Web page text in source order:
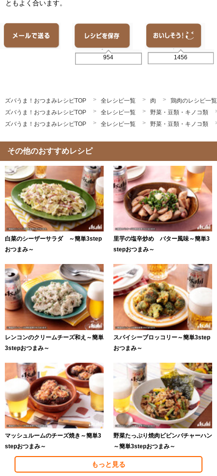
ともよく合います。
954 1456
ズバうま！おつまみレシピTOP 全レシピ一覧 肉
鶏肉のレシピ一覧
ズバうま！おつまみレシピTOP
全レシピ一覧
野菜・豆類・キノコ類
ズバうま！おつまみレシピTOP
全レシピ一覧 野菜・豆類・キノコ類
その他のおすすめレシピ
白菜のシーザーサラダ ～簡単3step
おつまみ～
里芋の塩辛炒め バター風味～簡単3
stepおつまみ～
レンコンのクリームチーズ和え～簡単
3stepおつまみ～
スパイシーブロッコリー～簡単3step
おつまみ～
マッシュルームのチーズ焼き～簡単3
stepおつまみ～
野菜たっぷり焼肉ビビンバチャーハン
～簡単3stepおつまみ～
もっと見る